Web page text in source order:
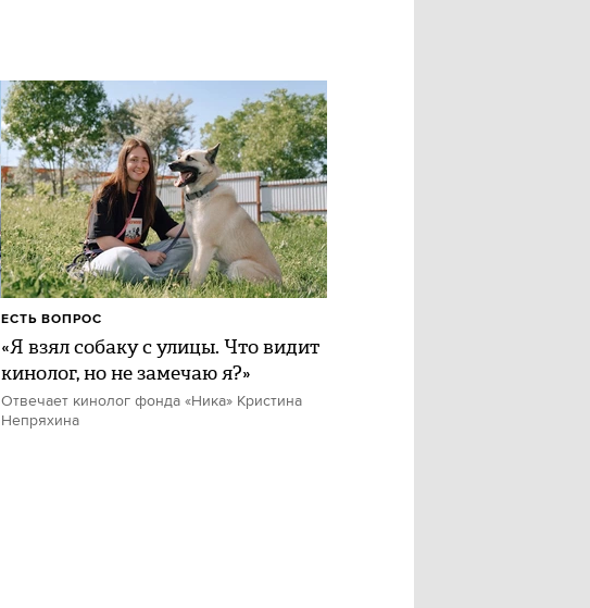
«Я взял собаку с улицы. Что видит
кинолог, но не замечаю я?»
Отвечает кинолог фонда «Ника» Кристина
Непряхина
ЕСТЬ ВОПРОС